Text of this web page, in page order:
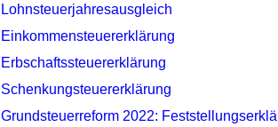
Lohnsteuerjahresausgleich
Einkommensteuererklärung
Erbschaftssteuererklärung
Schenkungsteuererklärung
Grundsteuerreform 2022: